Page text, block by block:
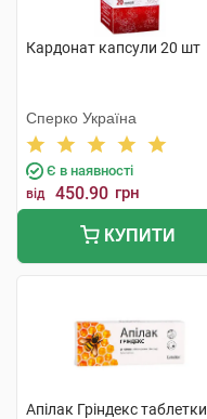
Кардонат капсули 20 шт
Сперко Україна
Є в наявності
від 450.90 грн
КУПИТИ
Апілак Гріндекс таблетки